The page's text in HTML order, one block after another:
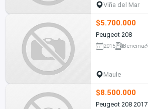
Viña del Mar
$5.700.000
Peugeot 208
2015 Bencina
Maule
$8.500.000
Peugeot 208 2017